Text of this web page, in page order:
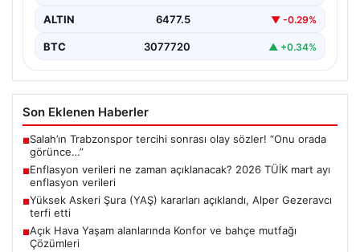
ALTIN 6477.5 ▼ -0.29%
BTC 3077720 ▲ +0.34%
Son Eklenen Haberler
■Salah’ın Trabzonspor tercihi sonrası olay sözler! “Onu orada
görünce…”
■Enflasyon verileri ne zaman açıklanacak? 2026 TÜİK mart ayı
enflasyon verileri
■Yüksek Askeri Şura (YAŞ) kararları açıklandı, Alper Gezeravcı
terfi etti
■Açık Hava Yaşam alanlarında Konfor ve bahçe mutfağı
Çözümleri